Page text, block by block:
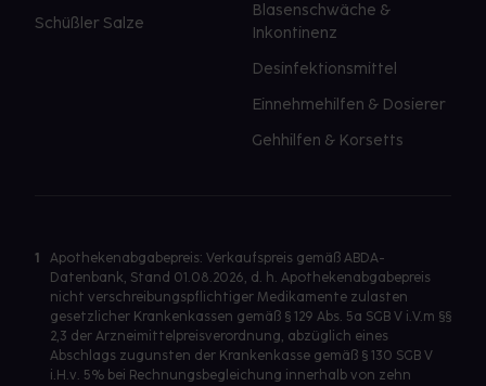
Schüßler Salze
Blasenschwäche &
Inkontinenz
Desinfektionsmittel
Einnehmehilfen & Dosierer
Gehhilfen & Korsetts
1
Apothekenabgabepreis: Verkaufspreis gemäß ABDA-
Datenbank, Stand 01.08.2026, d. h. Apothekenabgabepreis
nicht verschreibungspflichtiger Medikamente zulasten
gesetzlicher Krankenkassen gemäß § 129 Abs. 5a SGB V i.V.m §§
2,3 der Arzneimittelpreisverordnung, abzüglich eines
Abschlags zugunsten der Krankenkasse gemäß § 130 SGB V
i.H.v. 5% bei Rechnungsbegleichung innerhalb von zehn